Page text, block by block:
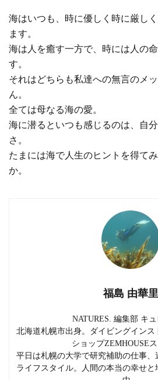
海はいつも、時に優しく時に厳し
ます。
海は人を癒す一方で、時には人の
す。
それはどちらも私達への無言のメ
ん。
全ては母なる海の愛。
海に潜るといつも感じるのは、自
さ。
たまには海で人生のヒントを得て
か。
福島 由華里
NATURES. 編集部 キ
北海道札幌市出身。ダイビングイン
ショップZEMHOUSEス
平日は札幌の大学で研究補助の仕事、
ライフスタイル。人間の本当の幸せ